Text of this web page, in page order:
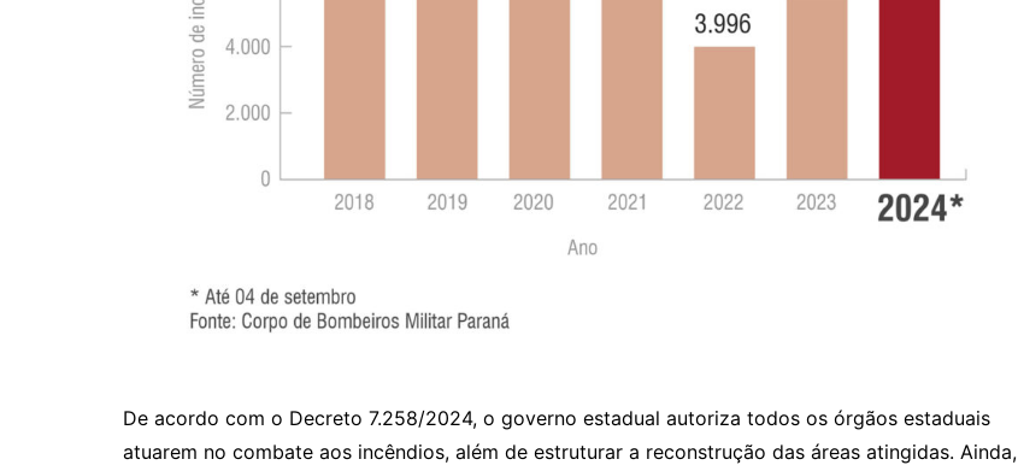
De acordo com o Decreto 7.258/2024, o governo estadual autoriza todos os órgãos estaduais
atuarem no combate aos incêndios, além de estruturar a reconstrução das áreas atingidas. Ainda,